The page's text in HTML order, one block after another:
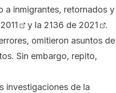
a inmigrantes, retornados y
y la 2136 de 2021
.
omitieron asuntos de
Sin embargo, repito,
investigaciones de la